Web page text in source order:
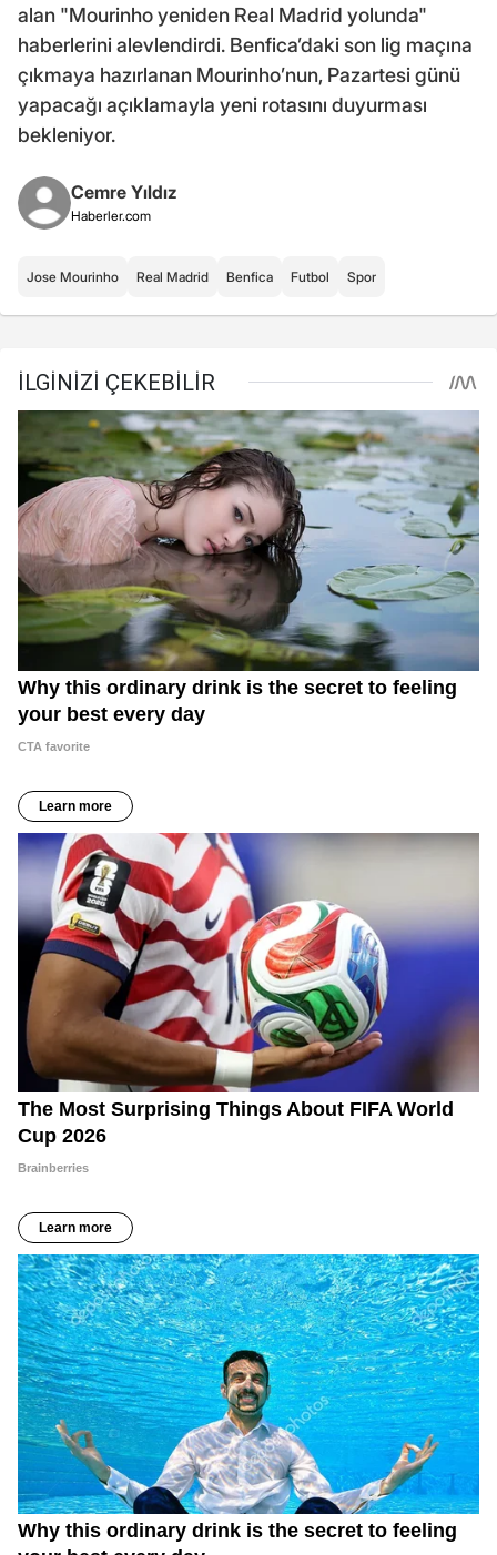
alan "Mourinho yeniden Real Madrid yolunda"
haberlerini alevlendirdi. Benfica’daki son lig maçına
çıkmaya hazırlanan Mourinho’nun, Pazartesi günü
yapacağı açıklamayla yeni rotasını duyurması
bekleniyor.
Cemre Yıldız
Haberler.com
Jose Mourinho Real Madrid Benfica Futbol Spor